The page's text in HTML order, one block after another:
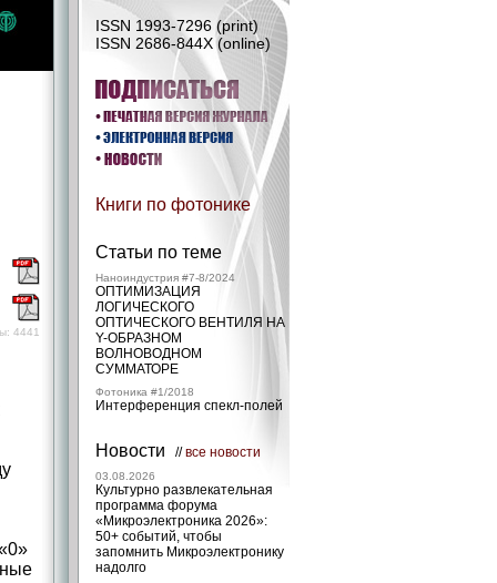
ISSN 1993-7296 (print)
ISSN 2686-844X (online)
Книги по фотонике
Статьи по теме
Наноиндустрия #7-8/2024
ОПТИМИЗАЦИЯ
ЛОГИЧЕСКОГО
ОПТИЧЕСКОГО ВЕНТИЛЯ НА
Y-ОБРАЗНОМ
ВОЛНОВОДНОМ
СУММАТОРЕ
Фотоника #1/2018
Интерференция спекл-полей
Новости //все новости
03.08.2026
Культурно развлекательная
программа форума
«Микроэлектроника 2026»:
50+ событий, чтобы
запомнить Микроэлектронику
надолго
4441